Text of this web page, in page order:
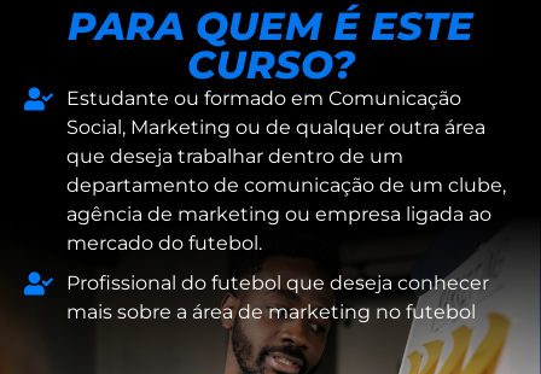
PARA QUEM É ESTE
CURSO?
Estudante ou formado em Comunicação
Social, Marketing ou de qualquer outra área
que deseja trabalhar dentro de um
departamento de comunicação de um clube,
agência de marketing ou empresa ligada ao
mercado do futebol.
Profissional do futebol que deseja conhecer
mais sobre a área de marketing no futebol